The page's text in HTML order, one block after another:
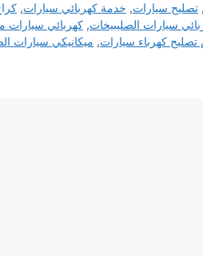
,تصليح سيارات, خدمة كهربائي سيارات,
سيارات الصليبيخات, كهربائي سيارات
كهرباء سيارات, ميكانيكي سيارات